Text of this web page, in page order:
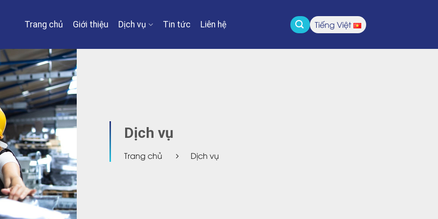
Trang chủ Giới thiệu Dịch vụ Tin tức Liên hệ Tiếng Việt
Dịch vụ
Trang chủ Dịch vụ